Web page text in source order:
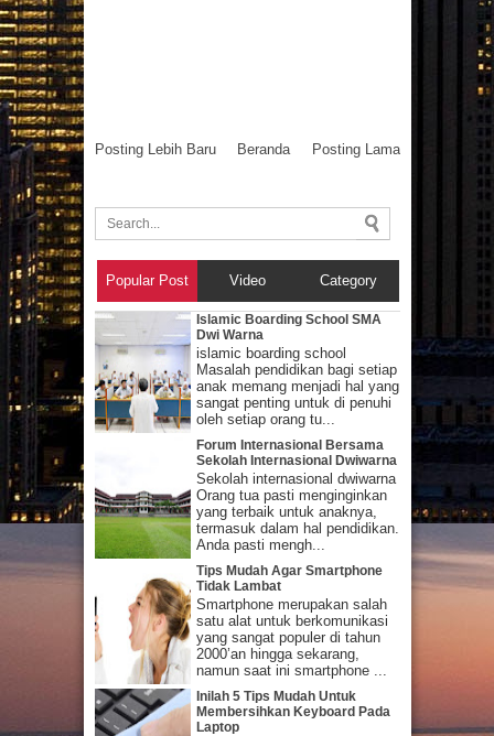
Posting Lebih Baru Posting Lama
Beranda
Popular Post Video Category
Islamic Boarding School SMA
Dwi Warna
islamic boarding school
Masalah pendidikan bagi setiap
anak memang menjadi hal yang
sangat penting untuk di penuhi
oleh setiap orang tu...
Forum Internasional Bersama
Sekolah Internasional Dwiwarna
Sekolah internasional dwiwarna
Orang tua pasti menginginkan
yang terbaik untuk anaknya,
termasuk dalam hal pendidikan.
Anda pasti mengh...
Tips Mudah Agar Smartphone
Tidak Lambat
Smartphone merupakan salah
satu alat untuk berkomunikasi
yang sangat populer di tahun
2000’an hingga sekarang,
namun saat ini smartphone ...
Inilah 5 Tips Mudah Untuk
Membersihkan Keyboard Pada
Laptop